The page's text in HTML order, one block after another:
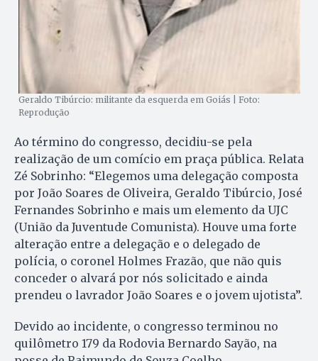
Geraldo Tibúrcio: militante da esquerda em Goiás | Foto:
Reprodução
Ao término do congresso, decidiu-se pela
realização de um comício em praça pública. Relata
Zé Sobrinho: “Elegemos uma delegação composta
por João Soares de Oliveira, Geraldo Tibúrcio, José
Fernandes Sobrinho e mais um elemento da UJC
(União da Juventude Comunista). Houve uma forte
alteração entre a delegação e o delegado de
polícia, o coronel Holmes Frazão, que não quis
conceder o alvará por nós solicitado e ainda
prendeu o lavrador João Soares e o jovem ujotista”.
Devido ao incidente, o congresso terminou no
quilômetro 179 da Rodovia Bernardo Sayão, na